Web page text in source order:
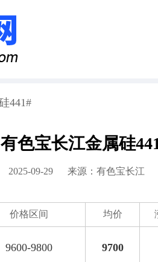
441#
色宝长江金属硅
2025-09-29 来源： 有色宝长江
价格区间 均价
9600-9800 9700